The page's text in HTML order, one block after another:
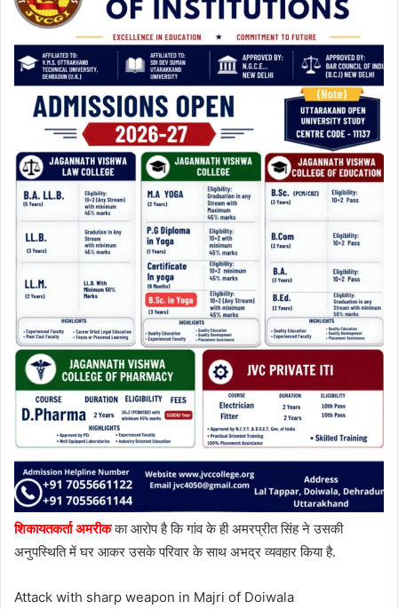
शिकायतकर्ता अमरीक का आरोप है कि गांव के ही अमरप्रीत सिंह ने उसकी
अनुपस्थिति में घर आकर उसके परिवार के साथ अभद्र व्यवहार किया है.
Attack with sharp weapon in Majri of Doiwala